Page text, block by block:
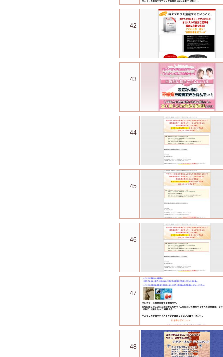
42
43
44
45
46
47
48